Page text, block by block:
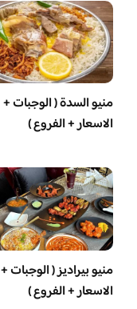
منيو السدة ( الوجبات +
الاسعار + الفروع )
منيو بيراديز ( الوجبات +
الاسعار + الفروع )